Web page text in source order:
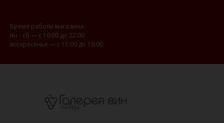
Время работы магазина:
пн - сб — с 10:00 до 22:00
воскресенье — с 11:00 до 19:00